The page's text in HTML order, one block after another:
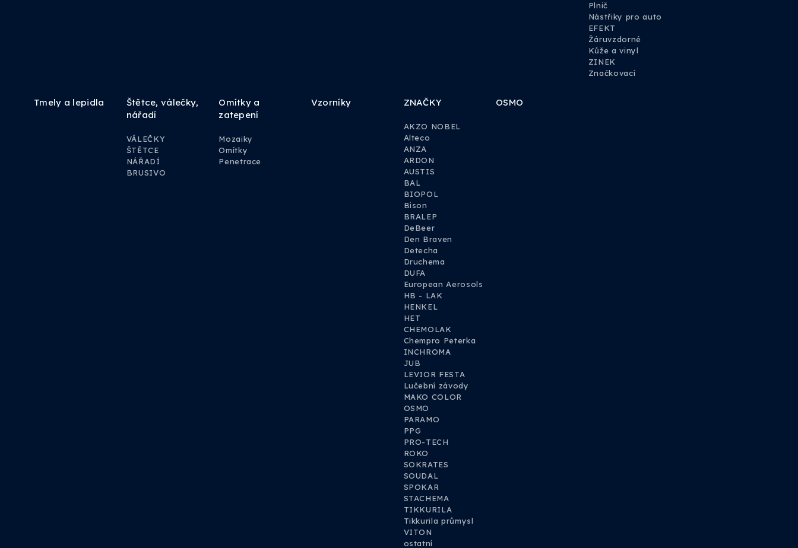
Plnič
Nástřiky pro auto
EFEKT
Žáruvzdorné
Kůže a vinyl
ZINEK
Značkovací
Tmely a lepidla
Štětce, válečky,
nářadí
VÁLEČKY
ŠTĚTCE
NÁŘADÍ
BRUSIVO
Omítky a
zatepení
Mozaiky
Omítky
Penetrace
Vzorníky ZNAČKY
AKZO NOBEL
Alteco
ANZA
ARDON
AUSTIS
BAL
BIOPOL
Bison
BRALEP
DeBeer
Den Braven
Detecha
Druchema
DUFA
European Aerosols
HB - LAK
HENKEL
HET
CHEMOLAK
Chempro Peterka
INCHROMA
JUB
LEVIOR FESTA
Lučební závody
MAKO COLOR
OSMO
PARAMO
PPG
PRO-TECH
ROKO
SOKRATES
SOUDAL
SPOKAR
STACHEMA
TIKKURILA
Tikkurila průmysl
VITON
ostatní
OSMO